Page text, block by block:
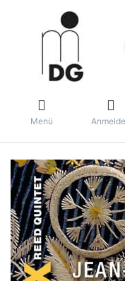
Menü